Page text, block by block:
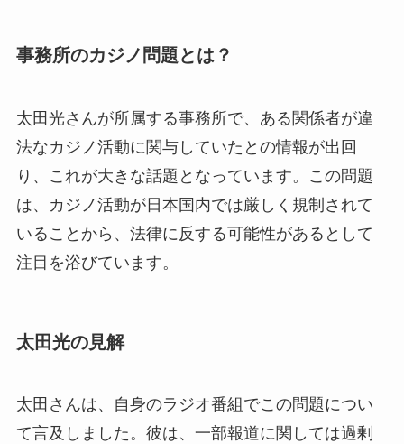
事務所のカジノ問題とは？
太田光さんが所属する事務所で、ある関係者が違
法なカジノ活動に関与していたとの情報が出回
り、これが大きな話題となっています。この問題
は、カジノ活動が日本国内では厳しく規制されて
いることから、法律に反する可能性があるとして
注目を浴びています。
太田光の見解
太田さんは、自身のラジオ番組でこの問題につい
て言及しました。彼は、一部報道に関しては過剰